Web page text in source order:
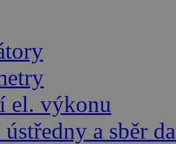
el. výkonu
a sběr